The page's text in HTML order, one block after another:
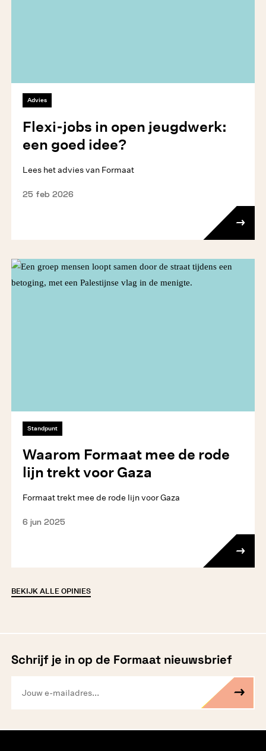
Advies
Flexi-jobs in open jeugdwerk:
een goed idee?
Lees het advies van Formaat
25 feb 2026
Standpunt
Waarom Formaat mee de rode
lijn trekt voor Gaza
Formaat trekt mee de rode lijn voor Gaza
6 jun 2025
BEKIJK ALLE OPINIES
Schrijf je in op de Formaat nieuwsbrief